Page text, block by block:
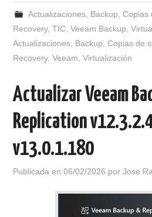
Actualizaciones, Backup Copias
Recovery,TIC ,Veeam Backup ,
Actualizaciones Backup ,Copias de
Recovery,Veeam ,Virtualización
Actualizar Veeam
Replication
v13.0.1.180
Publicada en06/02/2026 porJose